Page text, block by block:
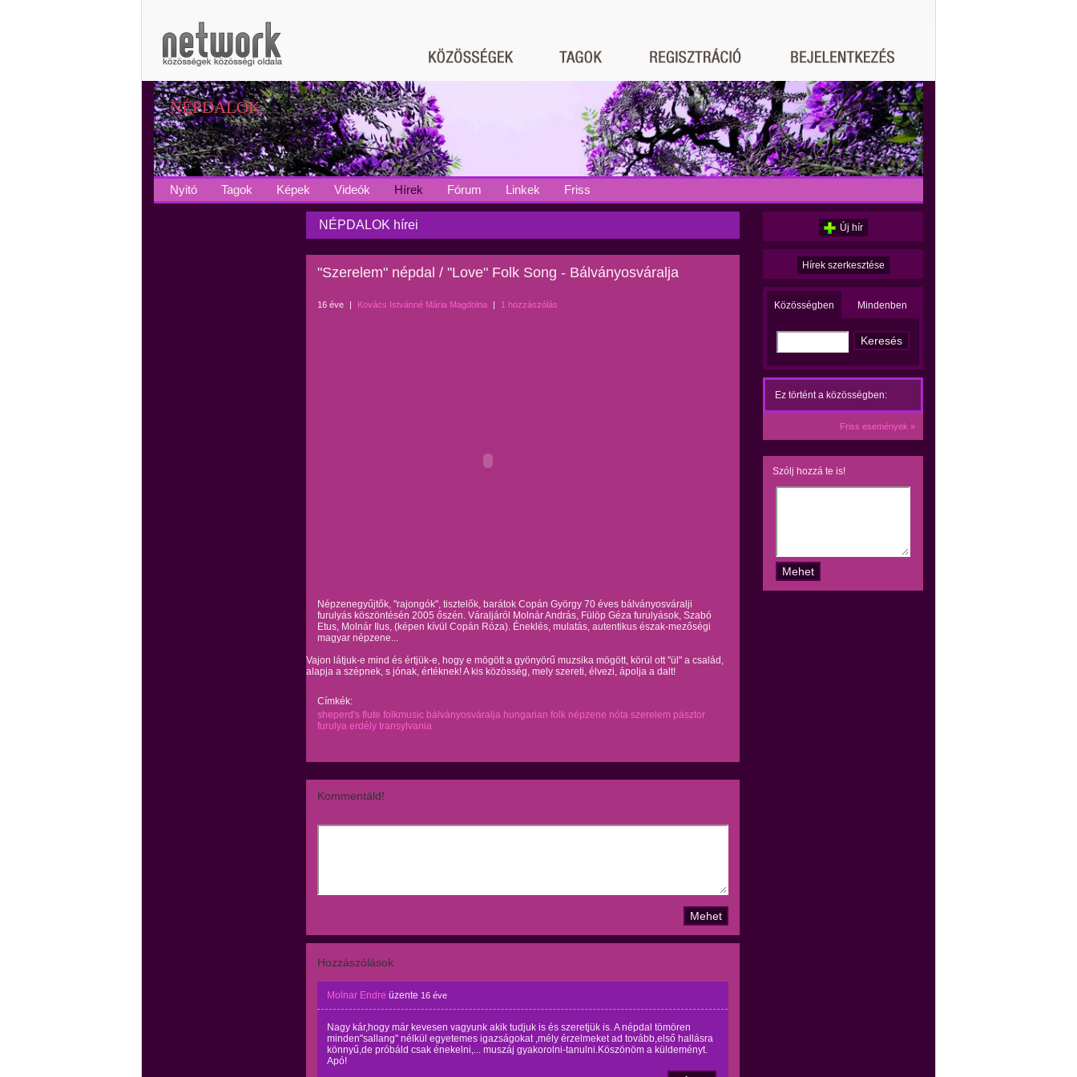
NÉPDALOK
Nyitó Tagok Képek Videók Hírek Fórum Linkek Friss
NÉPDALOK hírei
"Szerelem" népdal / "Love" Folk Song - Bálványosváralja
16 éve | Kovács Istvánné Mária Magdolna | 1 hozzászólás
Népzenegyűjtők, "rajongók", tisztelők, barátok Copán György 70 éves bálványosváralji
furulyás köszöntésén 2005 őszén. Váraljáról Molnár András, Fülöp Géza furulyások, Szabó
Etus, Molnár Ilus, (képen kívül Copán Róza). Éneklés, mulatás, autentikus észak-mezőségi
magyar népzene...
Vajon látjuk-e mind és értjük-e, hogy e mögött a gyönyörű muzsika mögött, körül ott "ül" a család,
alapja a szépnek, s jónak, értéknek! A kis közösség, mely szereti, élvezi, ápolja a dalt!
Címkék:
sheperd's flute folkmusic bálványosváralja hungarian folk népzene nóta szerelem pásztor
furulya erdély transylvania
Kommentáld!
Hozzászólások
Molnar Endre üzente 16 éve
Nagy kár,hogy már kevesen vagyunk akik tudjuk is és szeretjük is. A népdal tömören
minden"sallang" nélkül egyetemes igazságokat ,mély érzelmeket ad tovább,első hallásra
könnyű,de próbáld csak énekelni,... muszáj gyakorolni-tanulni.Köszönöm a küldeményt.
Apó!
Új hír
Hírek szerkesztése
Közösségben Mindenben
Ez történt a közösségben:
Friss események »
Szólj hozzá te is!